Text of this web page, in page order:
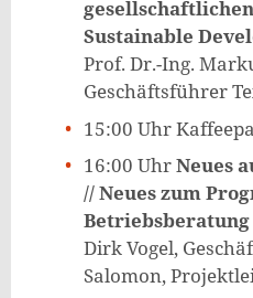
Sustainable
Prof. Dr.-Ing.
Geschäftsführer
15:00 Uhr
16:00 UhrNeues
// Neues zum
Betriebsberatung
Dirk Vogel,
Salomon,